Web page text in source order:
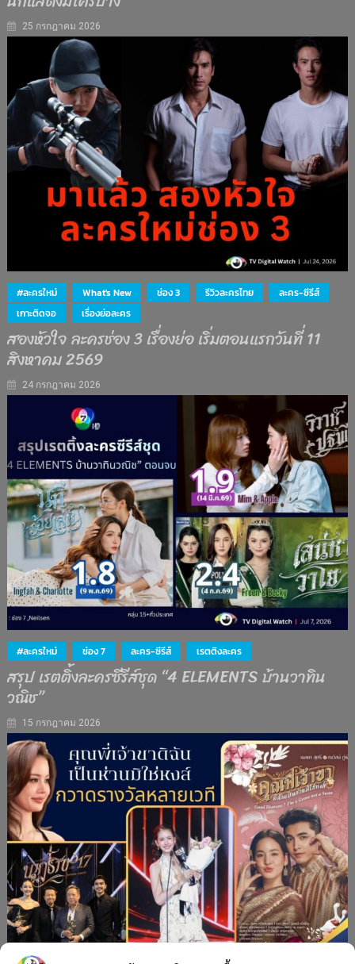
25 กรกฎาคม 2026
#ละครใหม่ What's New ช่อง 3 รีวิวละครไทย
ละคร-ซีรีส์
เกาะติดจอ
เรื่องย่อละคร
สองหัวใจ ละครช่อง 3 เรื่องย่อ เริ่มตอนแรกวันที่ 11
สิงหาคม 2569
24 กรกฎาคม 2026
#ละครใหม่ ช่อง 7 ละคร-ซีรีส์ เรตติงละคร
สรุป เรตติ้งละครซีรีส์ชุด “4 ELEMENTS บ้านวาทิน
วณิช”
15 กรกฎาคม 2026